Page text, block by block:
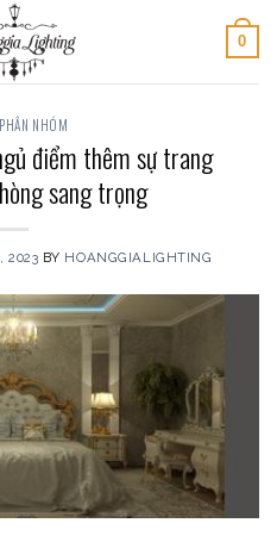
0
NHÓM
điểm thêm sự trang
sang trọng
2023 BY HOANGGIALIGHTING